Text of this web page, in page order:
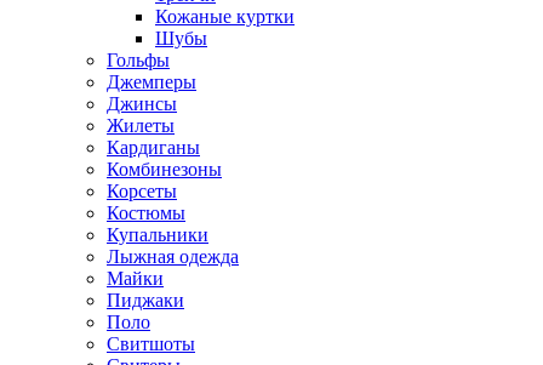
Кожаные куртки
Шубы
Гольфы
Джемперы
Джинсы
Жилеты
Кардиганы
Комбинезоны
Корсеты
Костюмы
Купальники
Лыжная одежда
Майки
Пиджаки
Поло
Свитшоты